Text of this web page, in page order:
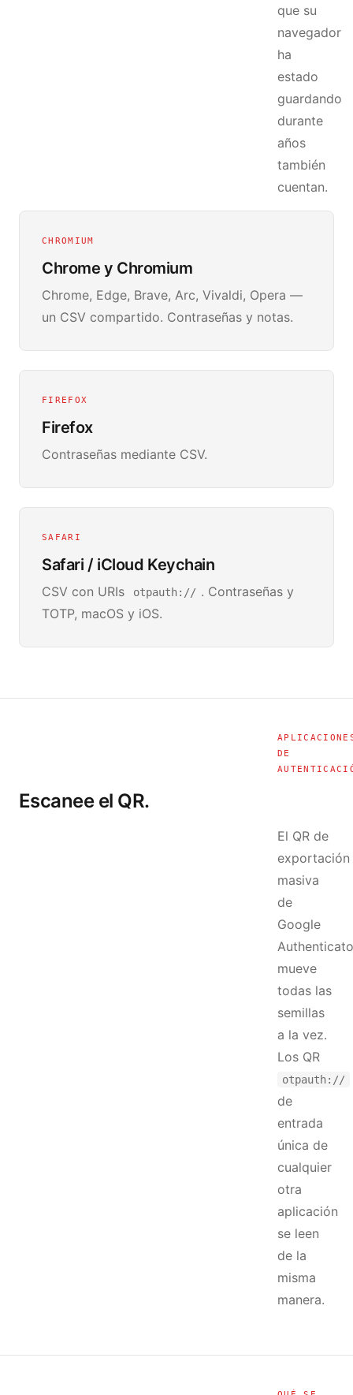
que su
navegador
ha
estado
guardando
durante
años
también
cuentan.
CHROMIUM
Chrome y Chromium
Chrome, Edge, Brave, Arc, Vivaldi, Opera —
un CSV compartido. Contraseñas y notas.
FIREFOX
Firefox
Contraseñas mediante CSV.
SAFARI
Safari / iCloud Keychain
CSV con URIs otpauth:// . Contraseñas y
TOTP, macOS y iOS.
DE
Escanee el QR.
El QR de
exportación
masiva
de
Google
mueve
todas las
semillas
a la vez.
Los QR
otpauth://
de
entrada
única de
cualquier
otra
aplicación
se leen
de la
misma
manera.